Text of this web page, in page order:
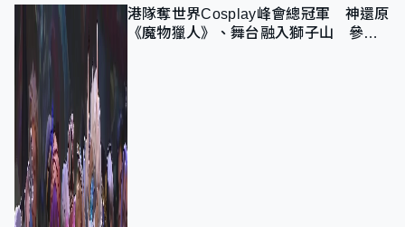
港隊奪世界Cosplay峰會總冠軍 神還原
《魔物獵人》、舞台融入獅子山 參賽